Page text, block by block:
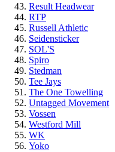
Result Headwear
RTP
Russell Athletic
Seidensticker
SOL'S
Spiro
Stedman
Tee Jays
The One Towelling
Untagged Movement
Vossen
Westford Mill
WK
Yoko